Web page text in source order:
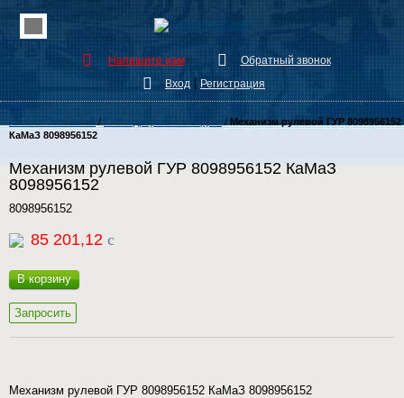
Напишите нам
Обратный звонок
Вход
Регистрация
Каталог Запчастей/ГУР гидроусилитель руля/Механизм рулевой ГУР 8098956152
КаМаЗ 8098956152
Механизм рулевой ГУР 8098956152 КаМаЗ
8098956152
8098956152
85 201,12 c
В корзину
Запросить
Механизм рулевой ГУР 8098956152 КаМаЗ 8098956152